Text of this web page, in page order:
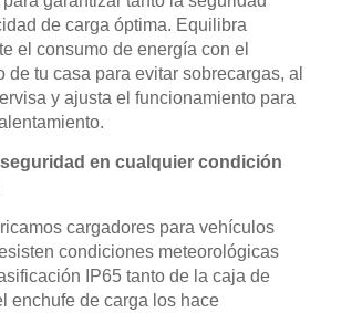
de carga óptima. Equilibra
el consumo de energía con el
de tu casa para evitar sobrecargas, al
y ajusta el funcionamiento para
en cualquier condición
cargadores para vehículos
condiciones meteorológicas
IP65 tanto de la caja de
enchufe de carga los hace